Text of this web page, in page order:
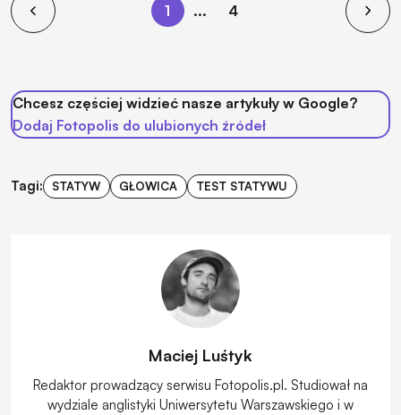
1 ... 4
Chcesz częściej widzieć nasze artykuły w Google?
Dodaj Fotopolis do ulubionych źródeł
Tagi: STATYW GŁOWICA TEST STATYWU
Maciej Luśtyk
Redaktor prowadzący serwisu Fotopolis.pl. Studiował na
wydziale anglistyki Uniwersytetu Warszawskiego i w